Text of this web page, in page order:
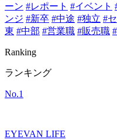
ーン #レポート #イベント
ンジ #新卒 #中途 #独立 #
東 #中部 #営業職 #販売職
Ranking
ランキング
No.1
EYEVAN LIFE